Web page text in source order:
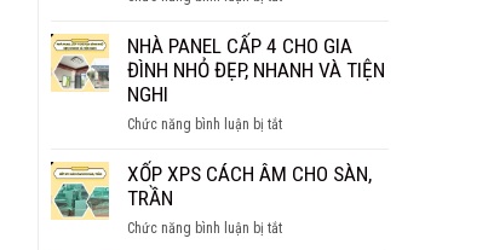
TIẾT
1M2?
GIÁ
MỚI
2026
NÊN
LÀM
CÁCH
THAY
TRUYỀN
NHÀ PANEL CẤP 4 CHO GIA
ĐÌNH NHỎ ĐẸP, NHANH VÀ TIỆN
NGHI
Chức năng bình luận bị tắtở
PANEL
CHO
XỐP XPS CÁCH ÂM CHO SÀN,
TRẦN
Chức năng bình luận bị tắtở